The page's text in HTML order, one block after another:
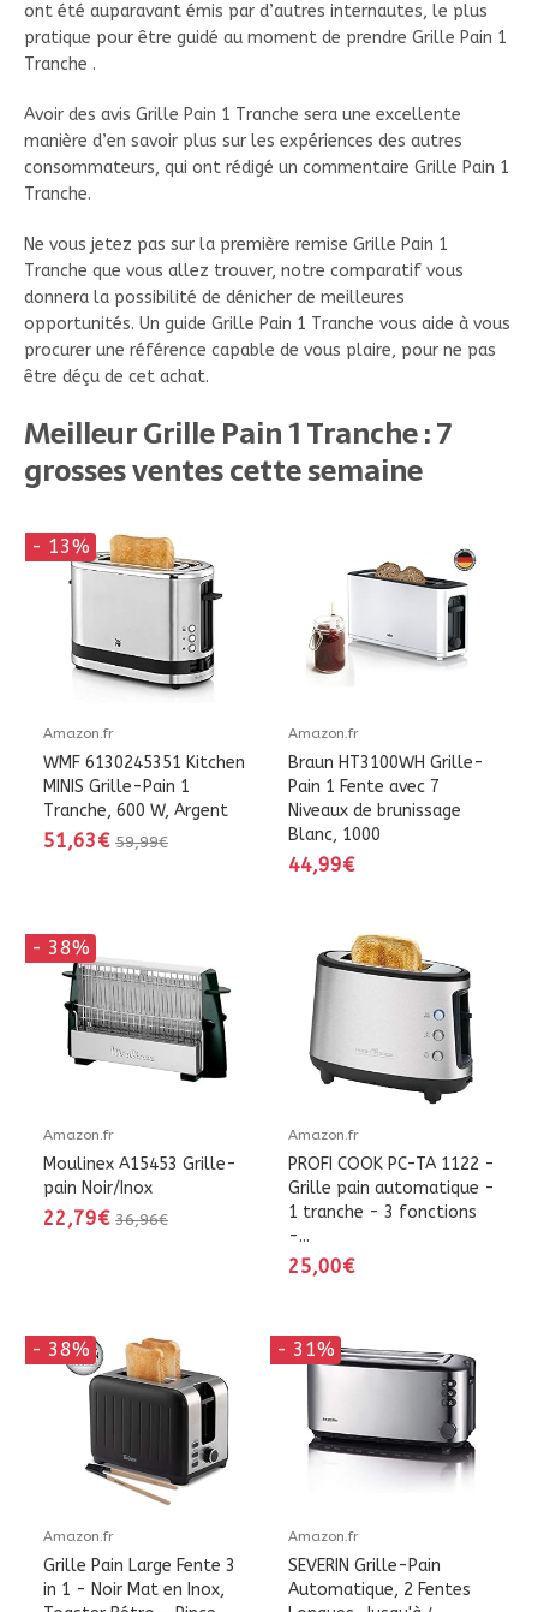
ont été auparavant émis par d’autres internautes, le plus
pratique pour être guidé au moment de prendre Grille Pain 1
Tranche .
Avoir des avis Grille Pain 1 Tranche sera une excellente
manière d’en savoir plus sur les expériences des autres
consommateurs, qui ont rédigé un commentaire Grille Pain 1
Tranche.
Ne vous jetez pas sur la première remise Grille Pain 1
Tranche que vous allez trouver, notre comparatif vous
donnera la possibilité de dénicher de meilleures
opportunités. Un guide Grille Pain 1 Tranche vous aide à vous
procurer une référence capable de vous plaire, pour ne pas
être déçu de cet achat.
Meilleur Grille Pain 1 Tranche : 7
grosses ventes cette semaine
- 13%
Amazon.fr
WMF 6130245351 Kitchen
MINIS Grille-Pain 1
Tranche, 600 W, Argent
51,63€ 59,99€
Amazon.fr
Braun HT3100WH Grille-
Pain 1 Fente avec 7
Niveaux de brunissage
Blanc, 1000
44,99€
- 38%
Amazon.fr
Moulinex A15453 Grille-
pain Noir/Inox
22,79€ 36,96€
Amazon.fr
PROFI COOK PC-TA 1122 -
Grille pain automatique -
1 tranche - 3 fonctions
-...
25,00€
- 38%
Amazon.fr
Grille Pain Large Fente 3
in 1 - Noir Mat en Inox,
- 31%
Amazon.fr
SEVERIN Grille-Pain
Automatique, 2 Fentes